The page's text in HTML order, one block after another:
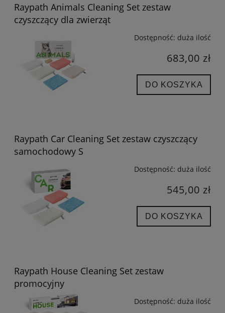
Raypath Animals Cleaning Set zestaw
czyszczący dla zwierząt
Dostępność: duża ilość
683,00 zł
DO KOSZYKA
Raypath Car Cleaning Set zestaw czyszczący
samochodowy S
Dostępność: duża ilość
545,00 zł
DO KOSZYKA
Raypath House Cleaning Set zestaw
promocyjny
Dostępność: duża ilość